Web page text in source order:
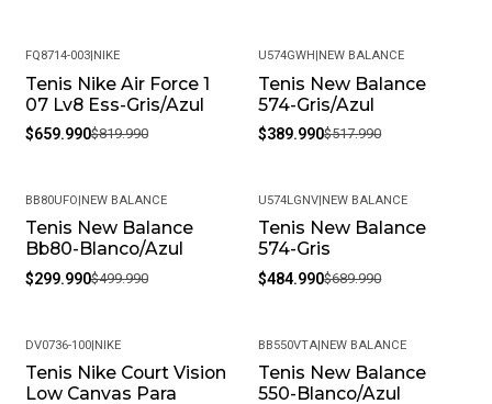
-20%
FQ8714-003|NIKE
Tenis Nike Air Force 1
07 Lv8 Ess-Gris/Azul
$659.990$819.990
-25%
U574GWH|NEW BALANCE
Tenis New Balance
574-Gris/Azul
$389.990$517.990
-40%
BB80UFO|NEW BALANCE
Tenis New Balance
Bb80-Blanco/Azul
$299.990$499.990
-30%
U574LGNV|NEW BALANCE
Tenis New Balance
574-Gris
$484.990$689.990
-40%
DV0736-100|NIKE
Tenis Nike Court Vision
Low Canvas Para
-29%
BB550VTA|NEW BALANCE
Tenis New Balance
550-Blanco/Azul